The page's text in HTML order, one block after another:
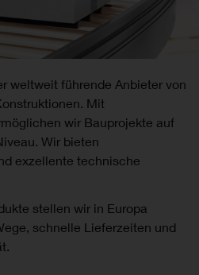
weltweit führende Anbieter von
Mit
wir Bauprojekte auf
Wir bieten
exzellente technische
stellen wir in Europa
schnelle Lieferzeiten und